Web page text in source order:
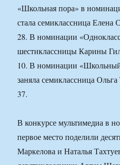
«Школьная пора» в
стала семиклассница
28. В номинации
шестиклассницы Карины
10. В номинации «Школьный
заняла семиклассница
37.
В конкурсе мультимедиа в
первое место поделили
Маркелова и Наталья